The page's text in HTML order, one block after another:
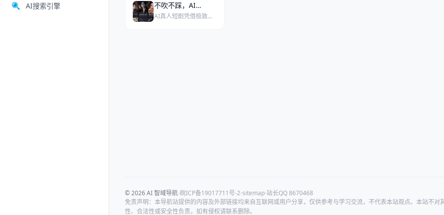
AI搜索引擎 不吹不踩，AI真人短剧到底在改变什么？
AI真人短剧凭借极致的效率和低成本冲击行业，但其核心价值争议在于：究竟是技术对艺术的颠覆，还是工具对产能的优化？
© 2026 AI 智域导航 皖ICP备19017711号-2 sitemap 站长QQ 8670468
免责声明：本导航站提供的内容及外部链接均来自互联网或用户分享，仅供参考与学习交流，不代表本站观点。本站不对
性、合法性或安全性负责，如有侵权请联系删除。